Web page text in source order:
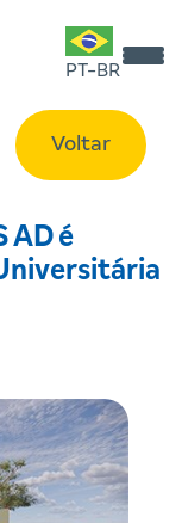
PT-BR
Voltar
AD é